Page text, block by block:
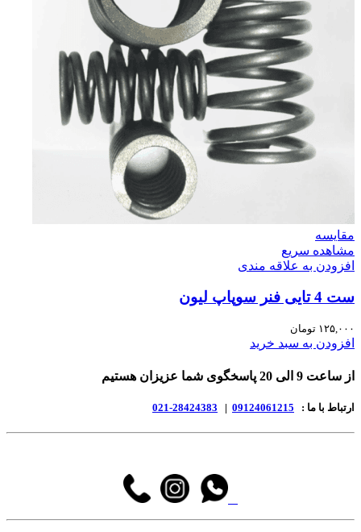
مقایسه
مشاهده سریع
افزودن به علاقه مندی
ست 4 تایی فنر سوپاپ لیون
۱۲۵,۰۰۰ تومان
افزودن به سبد خرید
از ساعت 9 الی 20 پاسخگوی شما عزیزان هستیم
ارتباط با ما : 09124061215
|
28424383-021